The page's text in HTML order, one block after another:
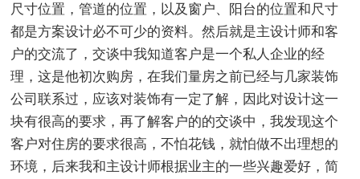
尺寸位置，管道的位置，以及窗户、阳台的位置和尺寸
都是方案设计必不可少的资料。然后就是主设计师和客
户的交流了，交谈中我知道客户是一个私人企业的经
理，这是他初次购房，在我们量房之前已经与几家装饰
公司联系过，应该对装饰有一定了解，因此对设计这一
块有很高的要求，再了解客户的的交谈中，我发现这个
客户对住房的要求很高，不怕花钱，就怕做不出理想的
环境，后来我和主设计师根据业主的一些兴趣爱好，简